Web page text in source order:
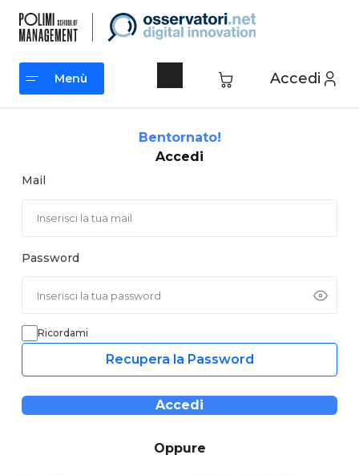
contenuto
Accedi
Menù
Bentornato!
Accedi
Mail
Password
Ricordami
Recupera la Password
Accedi
Oppure